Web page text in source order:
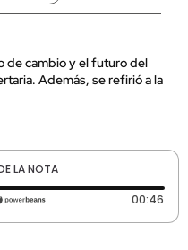
de cambio y el futuro del
Además, se refirió a la
LA NOTA
0 segundos 00:46